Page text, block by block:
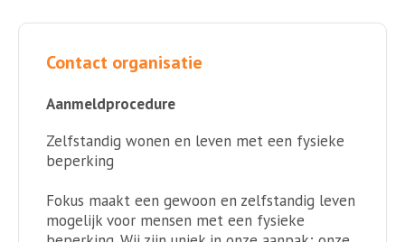
Contact organisatie
Aanmeldprocedure
Zelfstandig wonen en leven met een fysieke
beperking
Fokus maakt een gewoon en zelfstandig leven
mogelijk voor mensen met een fysieke